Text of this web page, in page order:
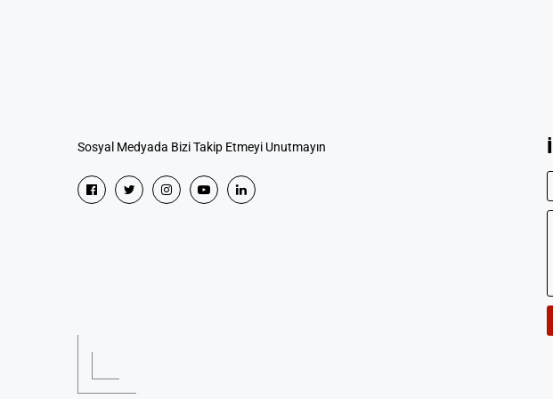
Sosyal Medyada Bizi Takip Etmeyi Unutmayın